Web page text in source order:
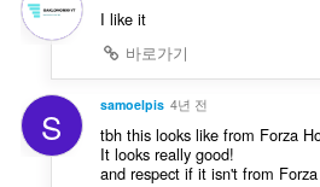
I like it
바로가기
S samoelpis 4년 전
tbh this looks like from Forza
It looks really good!
and respect if it isn't from Forza